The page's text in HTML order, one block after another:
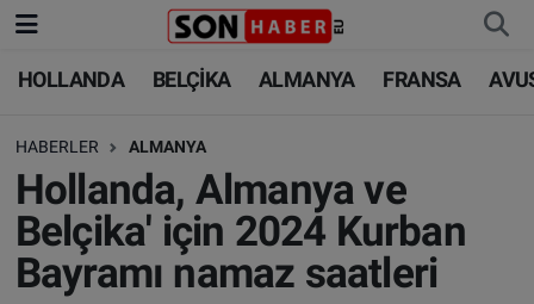
HOLLANDA BELÇİKA ALMANYA FRANSA
HABERLER ALMANYA
Hollanda, Almanya ve
Belçika' için 2024 Kurban
Bayramı namaz saatleri
HOLLANDA
BELÇİKA
ALMANYA
FRANSA
HOLLANDA
BELÇİKA
ALMANYA
TÜRKİYE
Nöbetçi Eczaneler
Hava Durumu
Trafik Durumu
Süper Lig Puan Durumu ve Fikstür